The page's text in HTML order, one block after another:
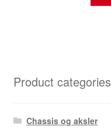
Product categories
Chassis og aksler